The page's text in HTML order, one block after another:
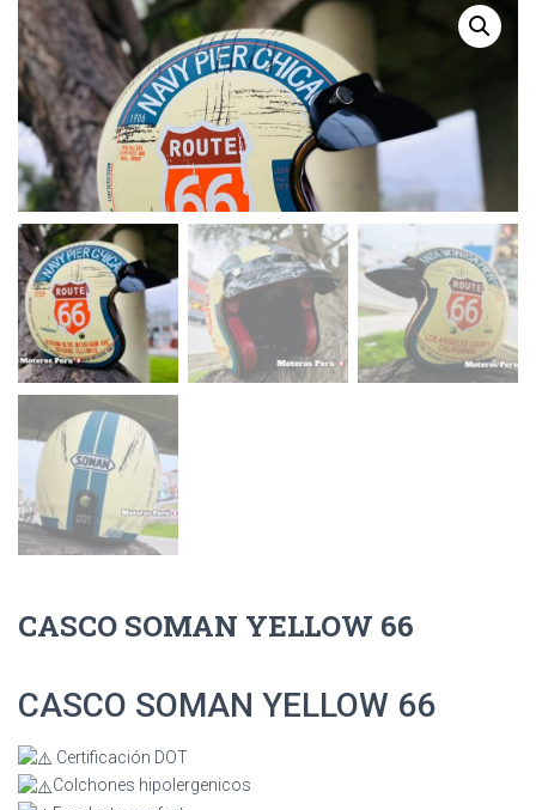
CASCO SOMAN YELLOW 66
CASCO SOMAN YELLOW 66
Certificación DOT
Colchones hipolergenicos